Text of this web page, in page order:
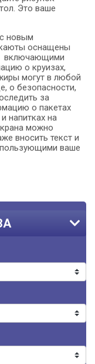
Это ваше
новым
оснащены
включающими
о круизах,
могут в любой
о безопасности,
за
о пакетах
напитках на
можно
вносить текст и
ваше